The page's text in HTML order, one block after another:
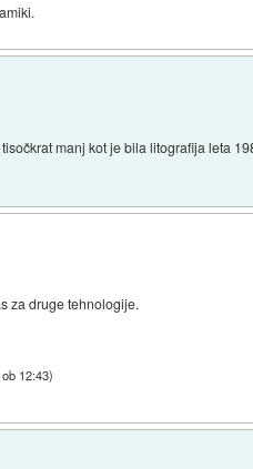
manj kot je bila litografija leta
za druge tehnologije.
12:43)